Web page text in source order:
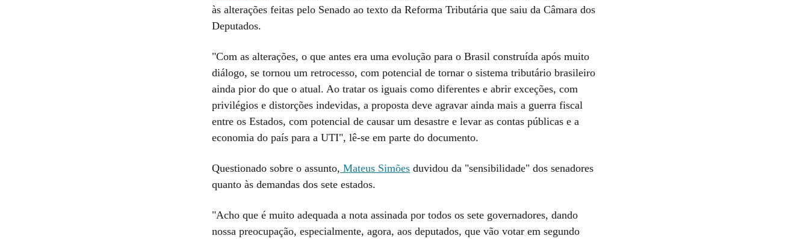
às alterações feitas pelo Senado ao texto da Reforma Tributária que saiu da Câmara dos
Deputados.
"Com as alterações, o que antes era uma evolução para o Brasil construída após muito
diálogo, se tornou um retrocesso, com potencial de tornar o sistema tributário brasileiro
ainda pior do que o atual. Ao tratar os iguais como diferentes e abrir exceções, com
privilégios e distorções indevidas, a proposta deve agravar ainda mais a guerra fiscal
entre os Estados, com potencial de causar um desastre e levar as contas públicas e a
economia do país para a UTI", lê-se em parte do documento.
Questionado sobre o assunto, Mateus Simões duvidou da "sensibilidade" dos senadores
quanto às demandas dos sete estados.
"Acho que é muito adequada a nota assinada por todos os sete governadores, dando
nossa preocupação, especialmente, agora, aos deputados, que vão votar em segundo